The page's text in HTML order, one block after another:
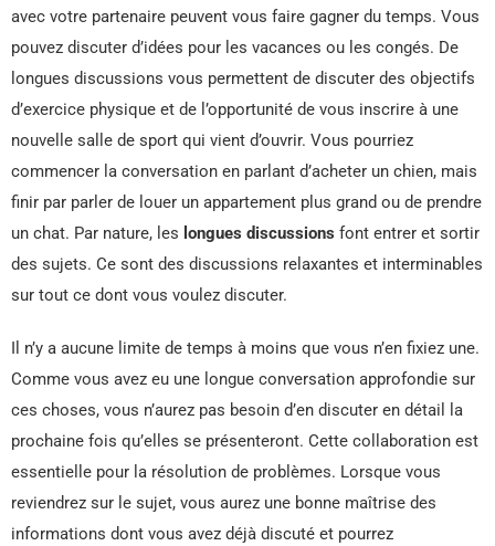
avec votre partenaire peuvent vous faire gagner du temps. Vous
pouvez discuter d’idées pour les vacances ou les congés. De
longues discussions vous permettent de discuter des objectifs
d’exercice physique et de l’opportunité de vous inscrire à une
nouvelle salle de sport qui vient d’ouvrir. Vous pourriez
commencer la conversation en parlant d’acheter un chien, mais
finir par parler de louer un appartement plus grand ou de prendre
un chat. Par nature, les longues discussions font entrer et sortir
des sujets. Ce sont des discussions relaxantes et interminables
sur tout ce dont vous voulez discuter.
Il n’y a aucune limite de temps à moins que vous n’en fixiez une.
Comme vous avez eu une longue conversation approfondie sur
ces choses, vous n’aurez pas besoin d’en discuter en détail la
prochaine fois qu’elles se présenteront. Cette collaboration est
essentielle pour la résolution de problèmes. Lorsque vous
reviendrez sur le sujet, vous aurez une bonne maîtrise des
informations dont vous avez déjà discuté et pourrez